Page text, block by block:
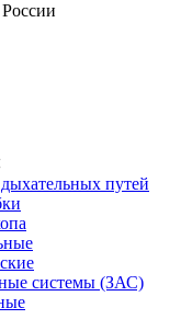
путей
системы (ЗАС)